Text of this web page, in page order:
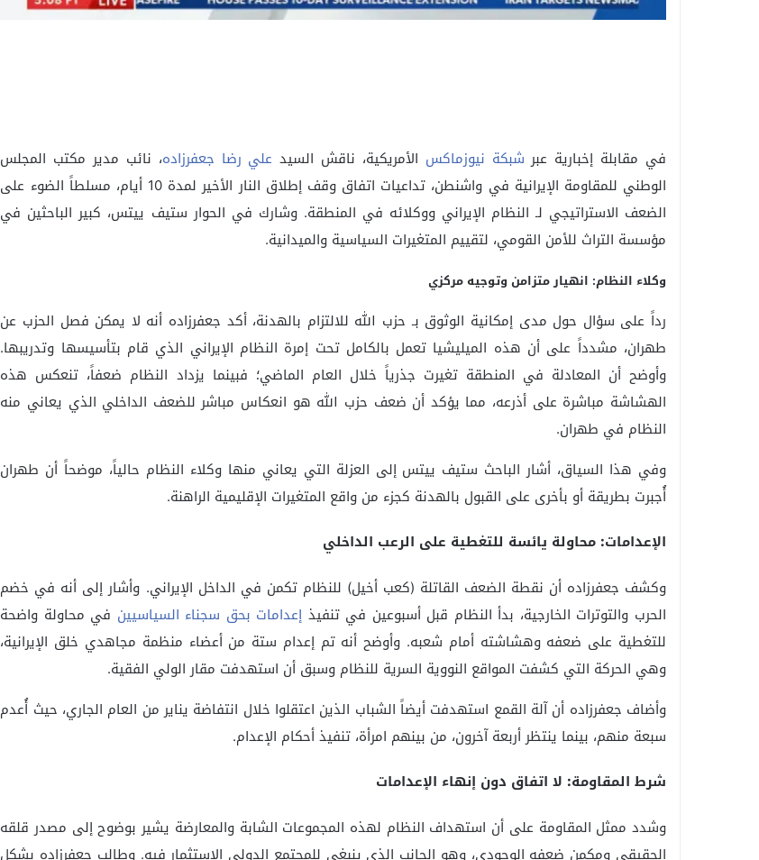
في مقابلة إخبارية عبر شبكة نيوزماكس الأمريكية، ناقش السيد علي رضا جعفرزاده، نائب مدير مكتب المجلس
الوطني للمقاومة الإيرانية في واشنطن، تداعيات اتفاق وقف إطلاق النار الأخير لمدة 10 أيام، مسلطاً الضوء على
الضعف الاستراتيجي لـ النظام الإيراني ووكلائه في المنطقة. وشارك في الحوار ستيف ييتس، كبير الباحثين في
مؤسسة التراث للأمن القومي، لتقييم المتغيرات السياسية والميدانية.
وكلاء النظام: انهيار متزامن وتوجيه مركزي
رداً على سؤال حول مدى إمكانية الوثوق بـ حزب الله للالتزام بالهدنة، أكد جعفرزاده أنه لا يمكن فصل الحزب عن
طهران، مشدداً على أن هذه الميليشيا تعمل بالكامل تحت إمرة النظام الإيراني الذي قام بتأسيسها وتدريبها.
وأوضح أن المعادلة في المنطقة تغيرت جذرياً خلال العام الماضي؛ فبينما يزداد النظام ضعفاً، تنعكس هذه
الهشاشة مباشرة على أذرعه، مما يؤكد أن ضعف حزب الله هو انعكاس مباشر للضعف الداخلي الذي يعاني منه
النظام في طهران.
وفي هذا السياق، أشار الباحث ستيف ييتس إلى العزلة التي يعاني منها وكلاء النظام حالياً، موضحاً أن طهران
أُجبرت بطريقة أو بأخرى على القبول بالهدنة كجزء من واقع المتغيرات الإقليمية الراهنة.
الإعدامات: محاولة يائسة للتغطية على الرعب الداخلي
وكشف جعفرزاده أن نقطة الضعف القاتلة (كعب أخيل) للنظام تكمن في الداخل الإيراني. وأشار إلى أنه في خضم
الحرب والتوترات الخارجية، بدأ النظام قبل أسبوعين في تنفيذ إعدامات بحق سجناء السياسيين في محاولة واضحة
للتغطية على ضعفه وهشاشته أمام شعبه. وأوضح أنه تم إعدام ستة من أعضاء منظمة مجاهدي خلق الإيرانية،
وهي الحركة التي كشفت المواقع النووية السرية للنظام وسبق أن استهدفت مقار الولي الفقیة.
وأضاف جعفرزاده أن آلة القمع استهدفت أيضاً الشباب الذين اعتقلوا خلال انتفاضة يناير من العام الجاري، حيث أُعدم
سبعة منهم، بينما ينتظر أربعة آخرون، من بينهم امرأة، تنفيذ أحكام الإعدام.
شرط المقاومة: لا اتفاق دون إنهاء الإعدامات
وشدد ممثل المقاومة على أن استهداف النظام لهذه المجموعات الشابة والمعارضة يشير بوضوح إلى مصدر قلقه
الحقيقي ومكمن ضعفه الوجودي، وهو الجانب الذي ينبغي للمجتمع الدولي الاستثمار فيه. وطالب جعفرزاده بشكل